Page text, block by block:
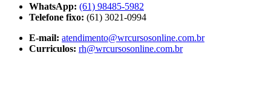
WhatsApp: (61) 98485-5982
Telefone fixo: (61) 3021-0994
E-mail: atendimento@wrcursosonline.com.br
Curriculos: rh@wrcursosonline.com.br